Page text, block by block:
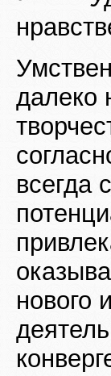
далеко
всегда
нового